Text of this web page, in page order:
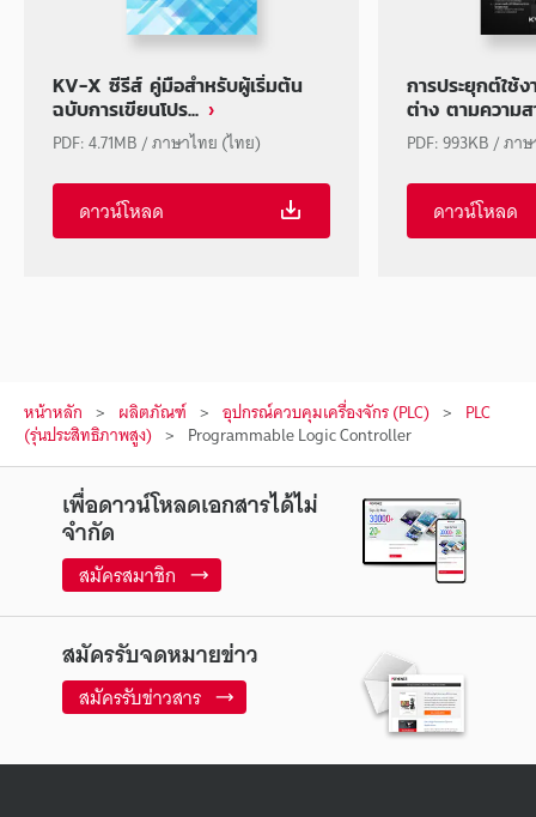
KV-X ซีรีส์ คู่มือสำหรับผู้เริ่มต้น
ฉบับการเขียนโปร...
PDF: 4.71MB / ภาษาไทย (ไทย)
ดาวน์โหลด
การประยุกต์ใช้
ต่าง ตามความส
PDF: 993KB / ภา
ดาวน์โหลด
หน้าหลัก ผลิตภัณฑ์ อุปกรณ์ควบคุมเครื่องจักร (PLC) PLC
(รุ่นประสิทธิภาพสูง) Programmable Logic Controller
เพื่อดาวน์โหลดเอกสารได้ไม่
จำกัด
สมัครสมาชิก
สมัครรับจดหมายข่าว
สมัครรับข่าวสาร